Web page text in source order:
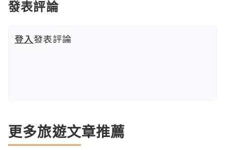
發表評論
登入發表評論
更多旅遊文章推薦